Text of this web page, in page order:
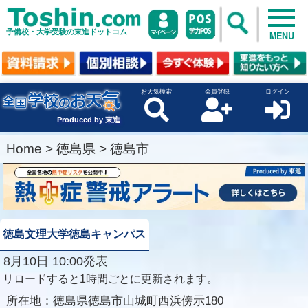
予備校・大学受験の東進ドットコム MENU
Produced by 東進
お天気検索 会員登録 ログイン
Home > 徳島県 > 徳島市
徳島文理大学徳島キャンパス
8月10日 10:00発表
リロードすると1時間ごとに更新されます。
所在地： 徳島県徳島市山城町西浜傍示180